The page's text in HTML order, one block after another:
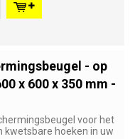
- op
x 600 x 350 mm -
voor het
kwetsbare hoeken in uw